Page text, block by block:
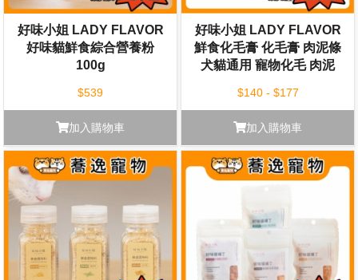
好味小姐 LADY FLAVOR
好味貓鮮食綜合營養粉
100g
$539
加入購物車
好味小姐 LADY FLAVOR
鮮食化毛膏 化毛膏 肉泥條
犬貓通用 寵物化毛 肉泥
$140 - $177
加入購物車